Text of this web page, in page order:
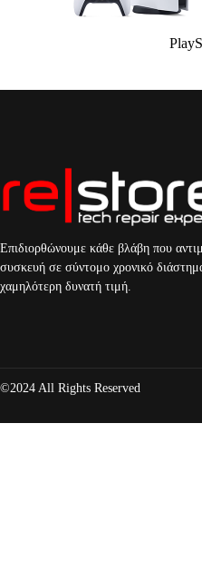
Επιδιορθώνουμε κάθε βλάβη που
συσκευή σε σύντομο χρονικό
χαμηλότερη δυνατή τιμή.
©2024 All Rights Reserved